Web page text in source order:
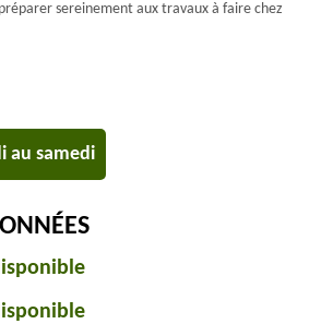
sereinement aux travaux à faire chez
au samedi